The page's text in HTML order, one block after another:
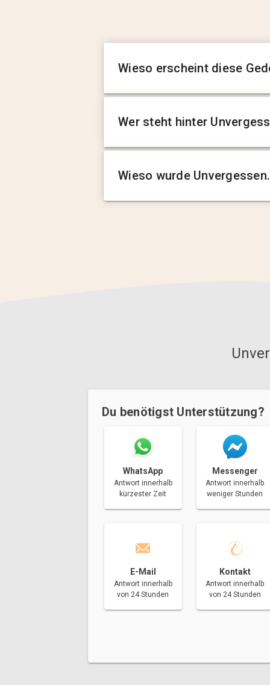
Wieso erscheint diese
Wer steht hinter
Wieso wurde
Du benötigst Unterstützung?
WhatsApp
Antwort innerhalb
kürzester Zeit
Messenger
Antwort innerhalb
weniger Stunden
E-Mail
Antwort innerhalb
von 24 Stunden
Kontakt
Antwort innerhalb
von 24 Stunden